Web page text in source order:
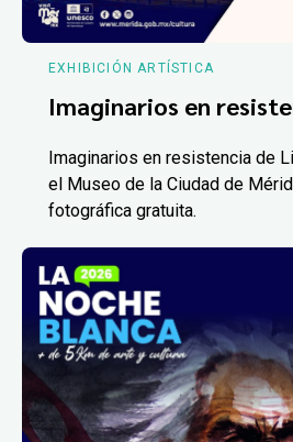
EXHIBICIÓN ARTÍSTICA
Imaginarios en
Imaginarios en resistencia de
el Museo de la Ciudad de
fotográfica gratuita.